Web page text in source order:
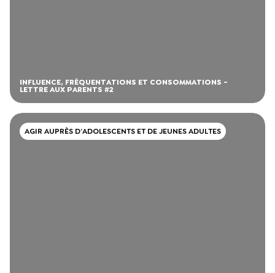
INFLUENCE, FRÉQUENTATIONS ET CONSOMMATIONS -
LETTRE AUX PARENTS #2
AGIR AUPRÈS D’ADOLESCENTS ET DE JEUNES ADULTES